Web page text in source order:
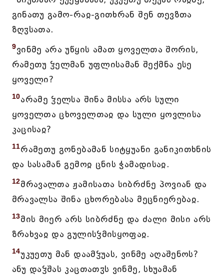
გინათუ გამო-რაჲ-გითხრან შენ თევზთა
ზღჳსათა.
9ვინმე არა უწყის ამათ ყოველთა შორის,
რამეთუ ჴელმან უფლისამან შექმნა ესე
ყოველი?
10არამე ჴელსა შინა მისსა არს სული
ყოველთა ცხოველთაჲ და სული ყოვლისა
კაცისაჲ?
11რამეთუ გონებამან სიტყუანი განიკითხნის
და სასამან გემოჲ ცნის ჭამადისაჲ.
12მრავალთა ჟამისათა სიბრძნე პოვიან და
მრავალსა შინა ცხორებასა მეცნიერებაჲ.
13მის მიერ არს სიბრძნე და ძალი მისი არს
ზრახვაჲ და გულისჴმისყოფაჲ.
14უკუეთუ მან დაამჴუას, ვინმე აღაშენოს?
ანუ დაჴშას კაცთათჳს ვინმე, სხუამან